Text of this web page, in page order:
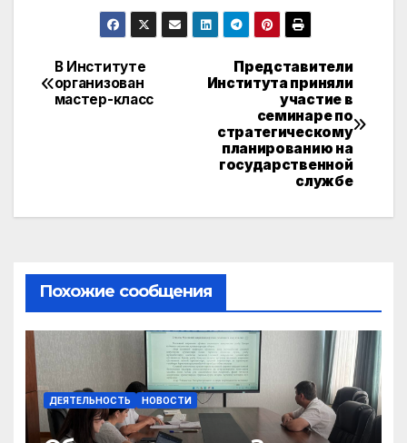
Навигация
по
Представители
Института приняли
участие в
семинаре по
стратегическому
планированию на
государственной
службе
В Институте
организован
мастер-класс
Похожие сообщения
ДЕЯТЕЛЬНОСТЬ НОВОСТИ